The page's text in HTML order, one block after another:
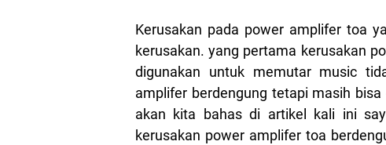
Kerusakan pada power amplifer toa
kerusakan. yang pertama kerusakan
digunakan untuk memutar music
amplifer berdengung tetapi masih
akan kita bahas di artikel kali ini
kerusakan power amplifer toa